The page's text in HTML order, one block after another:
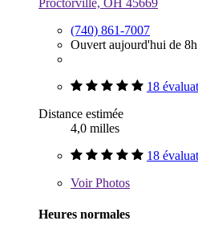
(740) 861-7007
Ouvert aujourd'hui de
18
Distance estimée
4,0 milles
18
VoirPhotos
Heures normales